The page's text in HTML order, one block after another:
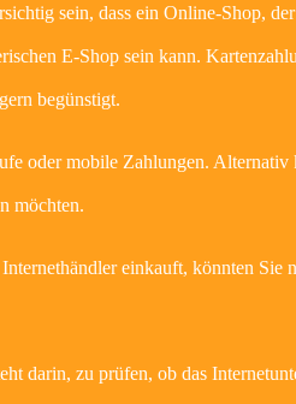
sein, dass ein Online-Shop,
E-Shop sein kann.
begünstigt.
oder mobile Zahlungen.
möchten.
einkauft, könnten Sie
darin, zu prüfen, ob das